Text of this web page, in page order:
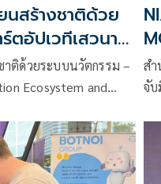
นสร้างชาติด้วย
ตอัปเวทีเสวนา
and
in the
ติด้วยระบบนวัตกรรม –
Ecosystem and
ป
ต้องเรียนรู้จากโมเดล
งคมนวัตกรรมที่แข็งแรง
สู่
สำ
จับ